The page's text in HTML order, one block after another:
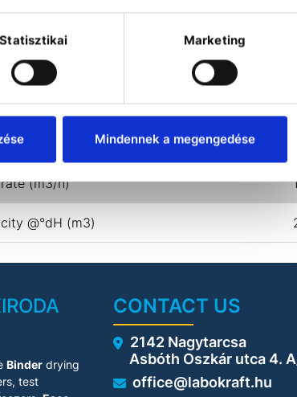
Statisztikai Marketing
Mindennek a megengedése
DOWNLOADS
for Stakpure WEA 20
water softener
(m3/h)
@°dH (m3)
Binder drying
test
CONTACT US
2142 Nagytarcsa
Asbóth Oszkár utca 4.
office@labokraft.hu